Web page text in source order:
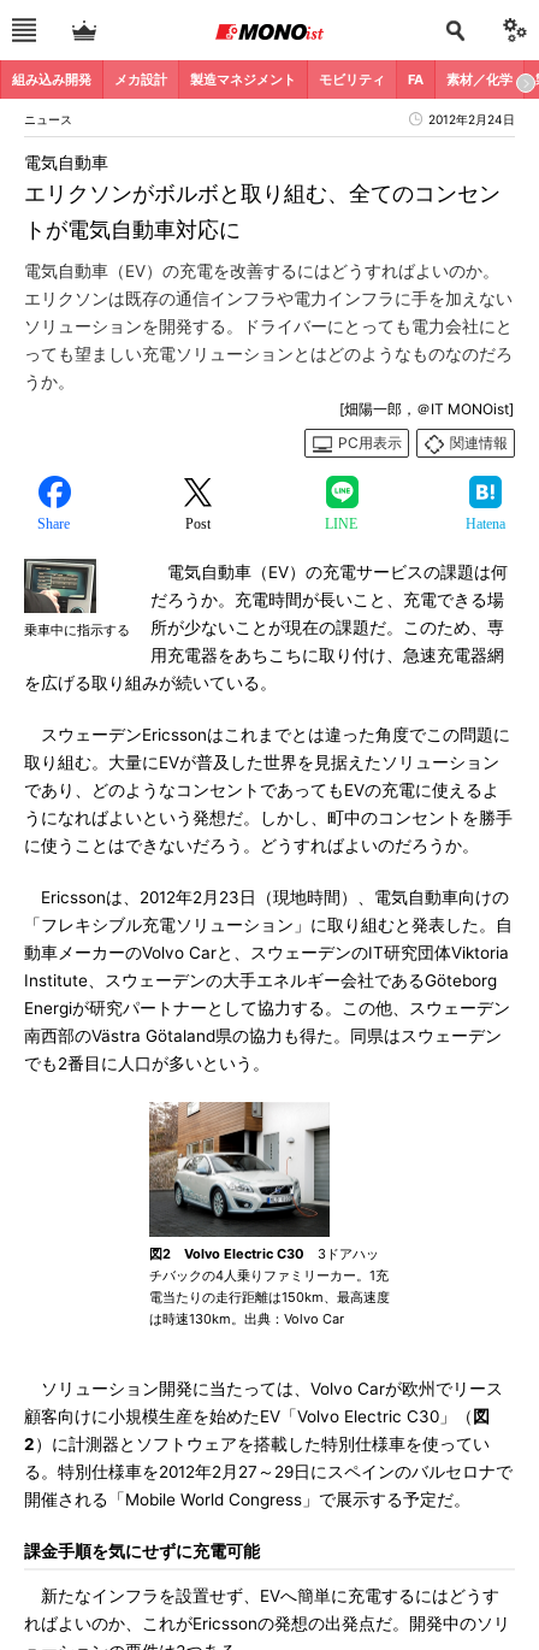
組み込み開発 メカ設計 製造マネジメント モビリティ FA 素材／化学
ニュース 2012年2月24日
エリクソンがボルボと取り組む、全てのコンセン
トが電気自動車対応に
電気自動車
電気自動車（EV）の充電を改善するにはどうすればよいのか。
エリクソンは既存の通信インフラや電力インフラに手を加えない
ソリューションを開発する。ドライバーにとっても電力会社にと
っても望ましい充電ソリューションとはどのようなものなのだろ
うか。
[畑陽一郎，＠IT MONOist]
PC用表示
関連情報
Share Post LINE Hatena
乗車中に指示する
電気自動車（EV）の充電サービスの課題は何
だろうか。充電時間が長いこと、充電できる場
所が少ないことが現在の課題だ。このため、専
用充電器をあちこちに取り付け、急速充電器網
を広げる取り組みが続いている。
スウェーデンEricssonはこれまでとは違った角度でこの問題に
取り組む。大量にEVが普及した世界を見据えたソリューション
であり、どのようなコンセントであってもEVの充電に使えるよ
うになればよいという発想だ。しかし、町中のコンセントを勝手
に使うことはできないだろう。どうすればよいのだろうか。
Ericssonは、2012年2月23日（現地時間）、電気自動車向けの
「フレキシブル充電ソリューション」に取り組むと発表した。自
動車メーカーのVolvo Carと、スウェーデンのIT研究団体Viktoria
Institute、スウェーデンの大手エネルギー会社であるGöteborg
Energiが研究パートナーとして協力する。この他、スウェーデン
南西部のVästra Götaland県の協力も得た。同県はスウェーデン
でも2番目に人口が多いという。
図2 Volvo Electric C30 3ドアハッ
チバックの4人乗りファミリーカー。1充
電当たりの走行距離は150km、最高速度
は時速130km。出典：Volvo Car
ソリューション開発に当たっては、Volvo Carが欧州でリース
顧客向けに小規模生産を始めたEV「Volvo Electric C30」（ 図
2）に計測器とソフトウェアを搭載した特別仕様車を使ってい
る。特別仕様車を2012年2月27～29日にスペインのバルセロナで
開催される「Mobile World Congress」で展示する予定だ。
課金手順を気にせずに充電可能
新たなインフラを設置せず、EVへ簡単に充電するにはどうす
ればよいのか、これがEricssonの発想の出発点だ。開発中のソリ